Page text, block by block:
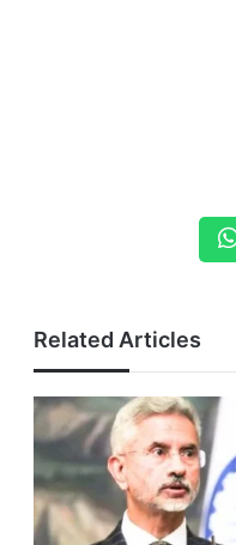
Related Articles